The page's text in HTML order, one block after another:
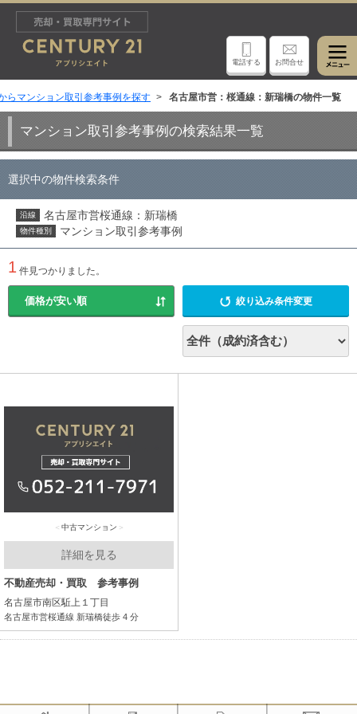
電話する お問合せ
らマンション取引参考事例を探す 名古屋市営：桜通線：新瑞橋の物件一覧
マンション取引参考事例の検索結果一覧
選択中の物件検索条件
沿線 名古屋市営桜通線：新瑞橋
物件種別 マンション取引参考事例
1 件見つかりました。
絞り込み条件変更
中古マンション
詳細を見る
不動産売却・買取 参考事例
名古屋市南区駈上１丁目
名古屋市営桜通線 新瑞橋徒歩 4 分